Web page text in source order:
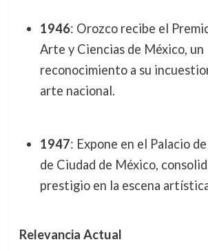
1946: Orozco recibe el
Arte y Ciencias de México, un
reconocimiento a su
arte nacional.
1947: Expone en el Palacio
de Ciudad de México,
prestigio en la escena
Relevancia Actual